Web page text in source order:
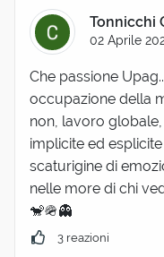
Tonnicchi
02 Aprile
Che passione
occupazione della
non, lavoro
implicite ed
scaturigine di
nelle more di chi
🐒🪖👻
3 reazioni